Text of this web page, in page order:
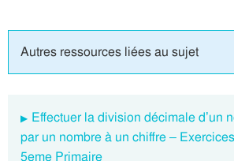
Autres ressources liées au sujet
Effectuer la division décimale d’un
par un nombre à un chiffre –
5eme Primaire